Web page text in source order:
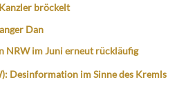
bröckelt
Dan
NRW im Juni erneut rückläufig
Desinformation im Sinne des Kremls